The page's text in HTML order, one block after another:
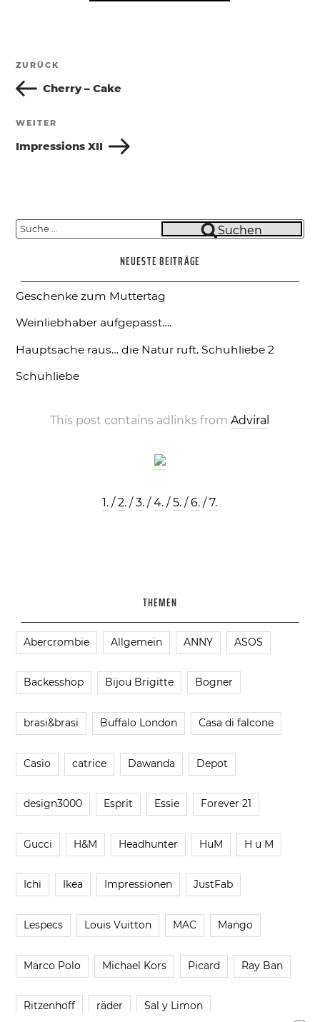
Beitragsnavigation
Vorheriger
Beitrag
ZURÜCK
Cherry – Cake
Nächster
Beitrag
WEITER
Impressions XII
Suche
Suchen
NEUESTE BEITRÄGE
Geschenke zum Muttertag
Weinliebhaber aufgepasst….
Hauptsache raus… die Natur ruft. Schuhliebe 2
Schuhliebe
This post contains adlinks fromAdviral
1. /2. /3. /4. /5. /6. /7.
THEMEN
Abercrombie Allgemein ANNY ASOS
Backesshop Bijou Brigitte Bogner
brasi&brasi Buffalo London Casa di falcone
Casio catrice Dawanda Depot
design3000 Esprit Essie Forever 21
Gucci H&M Headhunter HuM H u M
Ichi Ikea Impressionen JustFab
Lespecs Louis Vuitton MAC Mango
Marco Polo Michael Kors Picard Ray Ban
Ritzenhoff räder Sal y Limon